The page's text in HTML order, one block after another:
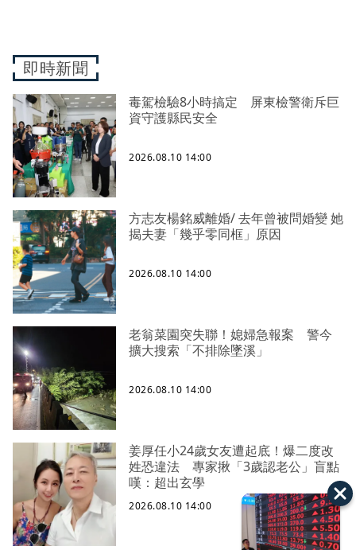
即時新聞
毒駕檢驗8小時搞定 屏東檢警衛斥巨
資守護縣民安全
2026.08.10 14:00
方志友楊銘威離婚/ 去年曾被問婚變 她
揭夫妻「幾乎零同框」原因
2026.08.10 14:00
老翁菜園突失聯！媳婦急報案 警今
擴大搜索「不排除墜溪」
2026.08.10 14:00
姜厚任小24歲女友遭起底！爆二度改
姓恐違法 專家揪「3歲認老公」盲點
嘆：超出玄學
2026.08.10 14:00